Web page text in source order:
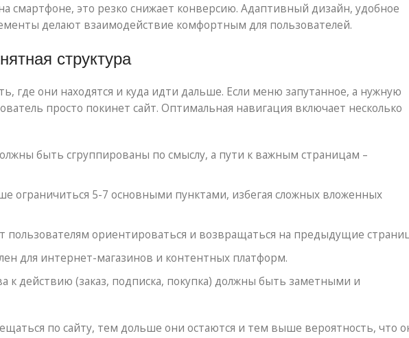
смартфоне, это резко снижает конверсию. Адаптивный дизайн, удобное
делают взаимодействие комфортным для пользователей.
структура
где они находятся и куда идти дальше. Если меню запутанное, а нужную
просто покинет сайт. Оптимальная навигация включает несколько
быть сгруппированы по смыслу, а пути к важным страницам –
ограничиться 5-7 основными пунктами, избегая сложных вложенных
пользователям ориентироваться и возвращаться на предыдущие
для интернет-магазинов и контентных платформ.
к действию (заказ, подписка, покупка) должны быть заметными и
по сайту, тем дольше они остаются и тем выше вероятность, что